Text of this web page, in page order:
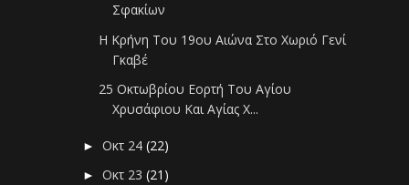
Σφακίων
Η Κρήνη Του 19ου Αιώνα Στο Χωριό Γενί
Γκαβέ
25 Οκτωβρίου Εορτή Του Αγίου
Χρυσάφιου Και Αγίας Χ...
►Οκτ 24(22)
►Οκτ 23(21)